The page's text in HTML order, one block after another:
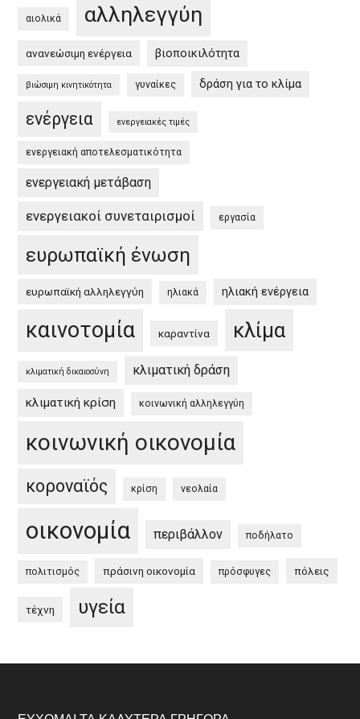
και
Ελλάδα
Green
and
Green
αιολικά αλληλεγγύη
ανανεώσιμη ενέργεια βιοποικιλότητα
βιώσιμη κινητικότητα γυναίκες δράση για το κλίμα
ενέργεια ενεργειακές τιμές
ενεργειακή αποτελεσματικότητα
ενεργειακή μετάβαση
ενεργειακοί συνεταιρισμοί εργασία
ευρωπαϊκή ένωση
ευρωπαϊκή αλληλεγγύη ηλιακά ηλιακή ενέργεια
καινοτομία καραντίνα κλίμα
κλιματική δικαιοσύνη κλιματική δράση
κλιματική κρίση κοινωνική αλληλεγγύη
κοινωνική οικονομία
κοροναϊός κρίση νεολαία
οικονομία περιβάλλον ποδήλατο
πολιτισμός πράσινη οικονομία πρόσφυγες πόλεις
τέχνη υγεία